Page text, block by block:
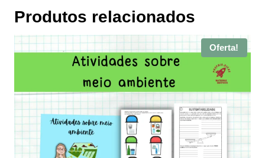
Produtos relacionados
Oferta!